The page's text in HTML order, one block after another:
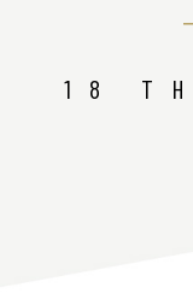
18